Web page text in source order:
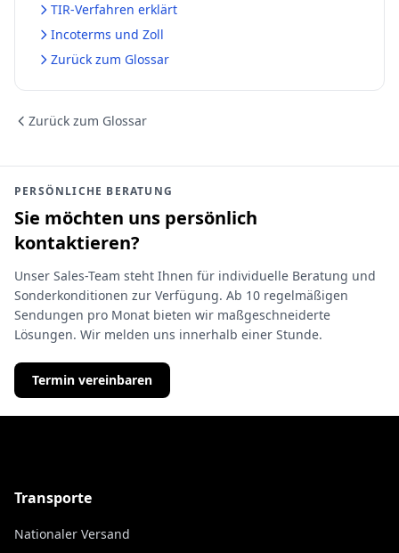
TIR-Verfahren erklärt
Incoterms und Zoll
Zurück zum Glossar
Zurück zum Glossar
PERSÖNLICHE BERATUNG
Sie möchten uns persönlich
kontaktieren?
Unser Sales-Team steht Ihnen für individuelle Beratung und
Sonderkonditionen zur Verfügung. Ab 10 regelmäßigen
Sendungen pro Monat bieten wir maßgeschneiderte
Lösungen. Wir melden uns innerhalb einer Stunde.
Termin vereinbaren
Transporte
Nationaler Versand